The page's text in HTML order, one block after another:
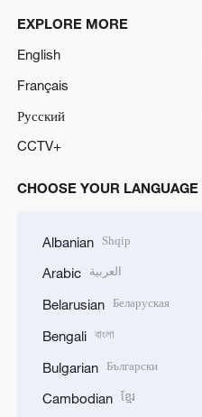
EXPLORE MORE
English
Français
Русский
CCTV+
CHOOSE YOUR LANGUAGE
Albanian Shqip
Arabic العربية
Belarusian Беларуская
Bengali বাংলা
Bulgarian Български
Cambodian ខ្មែរ